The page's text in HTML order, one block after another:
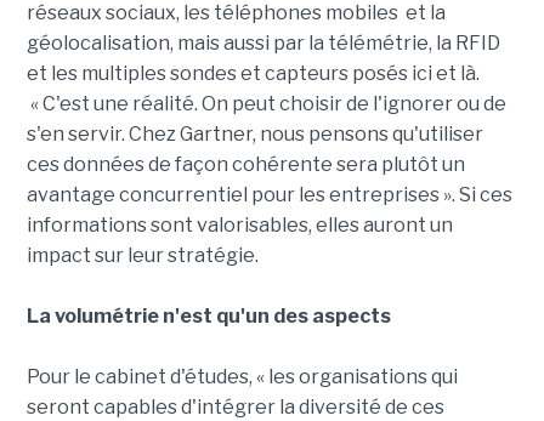
réseaux sociaux, les téléphones mobiles et la
géolocalisation, mais aussi par la télémétrie, la RFID
et les multiples sondes et capteurs posés ici et là.
« C'est une réalité. On peut choisir de l'ignorer ou de
s'en servir. Chez Gartner, nous pensons qu'utiliser
ces données de façon cohérente sera plutôt un
avantage concurrentiel pour les entreprises ». Si ces
informations sont valorisables, elles auront un
impact sur leur stratégie.
La volumétrie n'est qu'un des aspects
Pour le cabinet d'études, « les organisations qui
seront capables d'intégrer la diversité de ces